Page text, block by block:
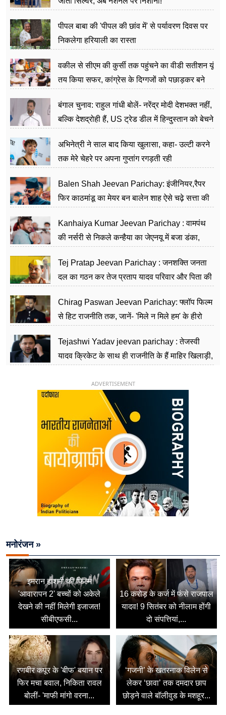
पीपल बाबा की 'पीपल की छांव में' से पर्यावरण दिवस पर
निकलेगा हरियाली का रास्ता
वकील से सीएम की कुर्सी तक पहुंचने का वीडी सतीशन यूं
तय किया सफर, कांग्रेस के दिग्गजों को पछाड़कर बने
बंगाल चुनाव: राहुल गांधी बोलें- नरेंद्र मोदी देशभक्त नहीं,
बल्कि देशद्रोही हैं, US ट्रेड डील में हिन्दुस्तान को बेचने
अभिनेत्री ने साल बाद किया खुलासा, कहा- उल्टी करने
तक मेरे चेहरे पर अपना गुप्तांग रगड़ती रही
Balen Shah Jeevan Parichay: इंजीनियर,रैपर
फिर काठमांडू का मेयर बन बालेन शाह ऐसे चढ़े सत्ता की
Kanhaiya Kumar Jeevan Parichay : वामपंथ
की नर्सरी से निकले कन्हैया का जेएनयू में बजा डंका,
Tej Pratap Jeevan Parichay : जनशक्ति जनता
दल का गठन कर तेज प्रताप यादव परिवार और पिता की
Chirag Paswan Jeevan Parichay: फ्लॉप फिल्म
से हिट राजनीति तक, जानें- 'मिले न मिले हम' के हीरो
Tejashwi Yadav jeevan parichay : तेजस्वी
यादव क्रिकेट के साथ ही राजनीति के हैं माहिर खिलाड़ी,
ADVERTISEMENT
मनोरंजन »
इमरान हाशमी की फिल्म
'आवारापन 2' बच्चों को अकेले
देखने की नहीं मिलेगी इजाजत!
सीबीएफसी...
16 करोड़ के कर्ज में फंसे राजपाल
यादव! 9 सितंबर को नीलाम होंगी
दो संपत्तियां,...
रणबीर कपूर के 'बीफ' बयान पर
फिर मचा बवाल, निकिता रावल
बोलीं- 'माफी मांगो वरना...
‘गजनी’ के खतरनाक विलेन से
लेकर ‘छावा’ तक दमदार छाप
छोड़ने वाले बॉलीवुड के मशहूर...